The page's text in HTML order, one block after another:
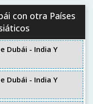
con otra Países
Dubái - India Y
Dubái - India Y